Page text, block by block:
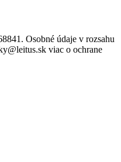
Osobné údaje v rozsahu
viac o ochrane